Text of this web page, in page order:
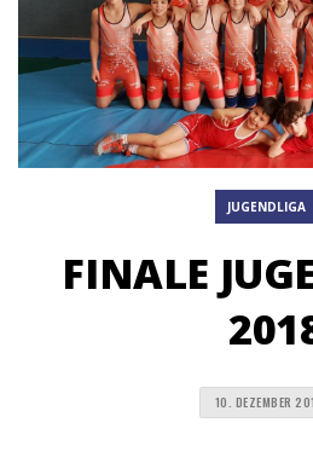
JUGENDLIGA
FINALE
10. DEZEMBER